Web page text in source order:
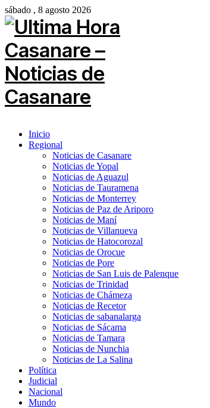
sábado , 8 agosto 2026
Inicio
Regional
Noticias de Casanare
Noticias de Yopal
Noticias de Aguazul
Noticias de Tauramena
Noticias de Monterrey
Noticias de Paz de Ariporo
Noticias de Maní
Noticias de Villanueva
Noticias de Hatocorozal
Noticias de Orocue
Noticias de Pore
Noticias de San Luis de Palenque
Noticias de Trinidad
Noticias de Chámeza
Noticias de Recetor
Noticias de sabanalarga
Noticias de Sácama
Noticias de Tamara
Noticias de Nunchia
Noticias de La Salina
Política
Judicial
Nacional
Mundo